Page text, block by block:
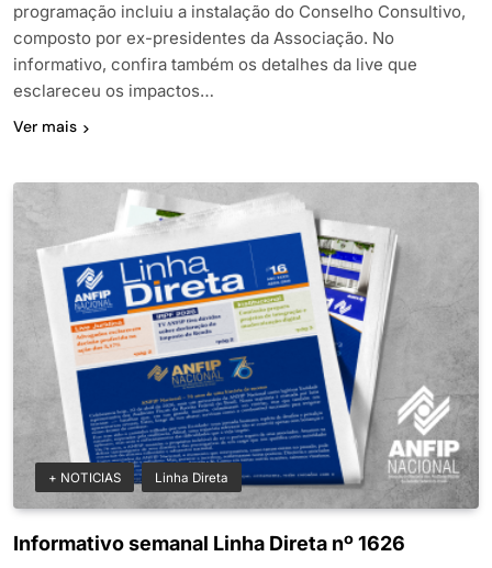
programação incluiu a instalação do Conselho Consultivo,
composto por ex-presidentes da Associação. No
informativo, confira também os detalhes da live que
esclareceu os impactos…
Ver mais
+ NOTICIAS Linha Direta
Informativo semanal Linha Direta nº 1626